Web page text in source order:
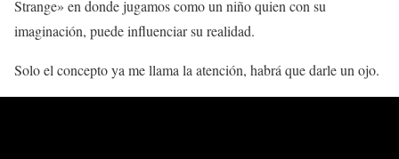
Strange» en donde jugamos como un niño quien con su
imaginación, puede influenciar su realidad.
Solo el concepto ya me llama la atención, habrá que darle un ojo.